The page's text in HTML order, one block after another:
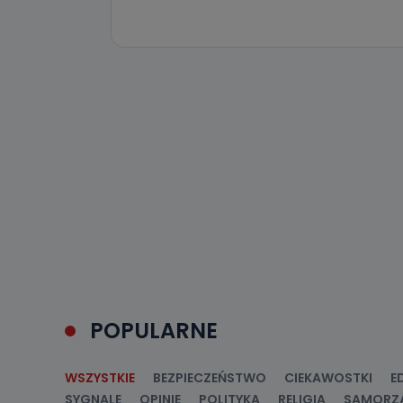
ich
POPULARNE
WSZYSTKIE BEZPIECZEŃSTWO CIEKAWOSTKI
SYGNALE
OPINIE POLITYKA RELIGIA